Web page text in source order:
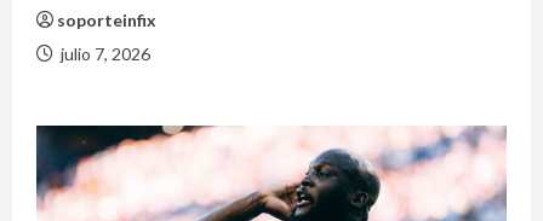
soporteinfix
julio 7, 2026